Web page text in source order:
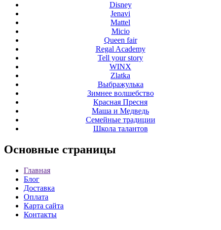
Disney
Jenavi
Mattel
Micio
Queen fair
Regal Academy
Tell your story
WINX
Zlatka
Выбражулька
Зимнее волшебство
Красная Пресня
Маша и Медведь
Семейные традиции
Школа талантов
Основные страницы
Главная
Блог
Доставка
Оплата
Карта сайта
Контакты